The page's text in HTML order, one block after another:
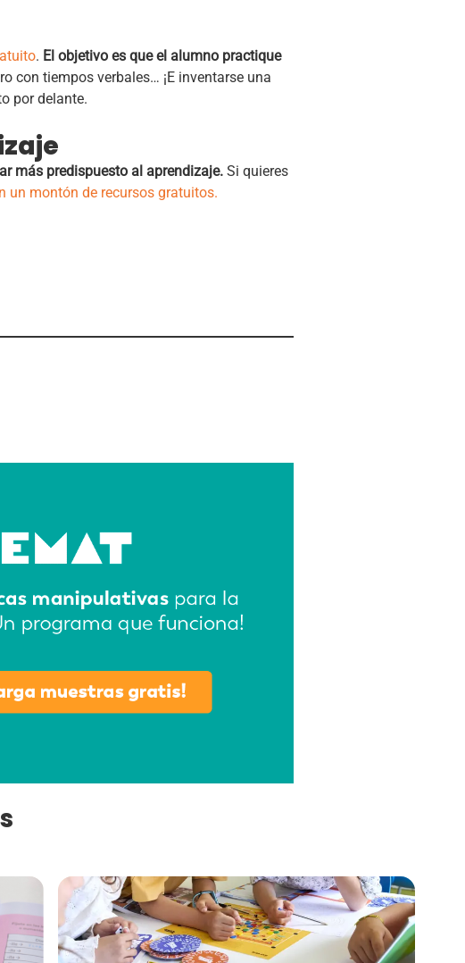
. El objetivo es que el alumno practique
con tiempos verbales… ¡E inventarse una
por delante.
más predispuesto al aprendizaje. Si quieres
un montón de recursos gratuitos.